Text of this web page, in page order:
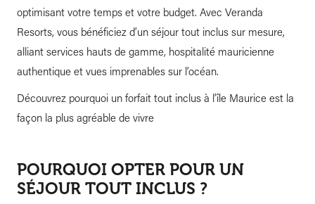
optimisant votre temps et votre budget. Avec Veranda
Resorts, vous bénéficiez d’un séjour tout inclus sur mesure,
alliant services hauts de gamme, hospitalité mauricienne
authentique et vues imprenables sur l’océan.
Découvrez pourquoi un forfait tout inclus à l’île Maurice est la
façon la plus agréable de vivre
POURQUOI OPTER POUR UN
SÉJOUR TOUT INCLUS ?